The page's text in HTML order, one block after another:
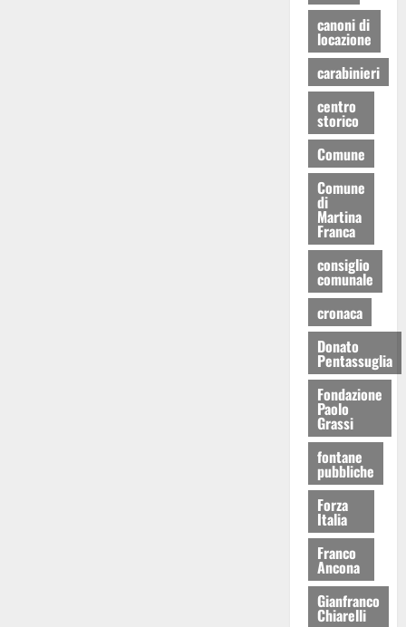
canoni di
locazione
carabinieri
centro
storico
Comune
Comune
di
Martina
Franca
consiglio
comunale
cronaca
Donato
Pentassuglia
Fondazione
Paolo
Grassi
fontane
pubbliche
Forza
Italia
Franco
Ancona
Gianfranco
Chiarelli